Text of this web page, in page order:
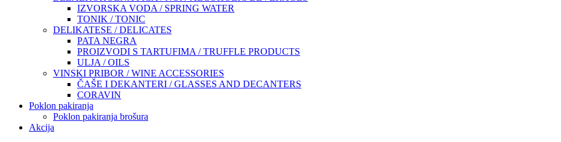
IZVORSKA VODA / SPRING WATER
TONIK / TONIC
DELIKATESE / DELICATES
PATA NEGRA
PROIZVODI S TARTUFIMA / TRUFFLE PRODUCTS
ULJA / OILS
VINSKI PRIBOR / WINE ACCESSORIES
ČAŠE I DEKANTERI / GLASSES AND DECANTERS
CORAVIN
Poklon pakiranja
Poklon pakiranja brošura
Akcija